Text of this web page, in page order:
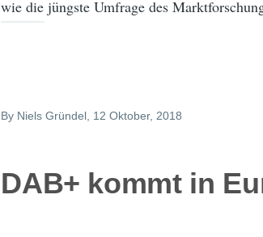
wie die jüngste Umfrage des
By Niels Gründel , 12 Oktober, 2018
DAB+ kommt in